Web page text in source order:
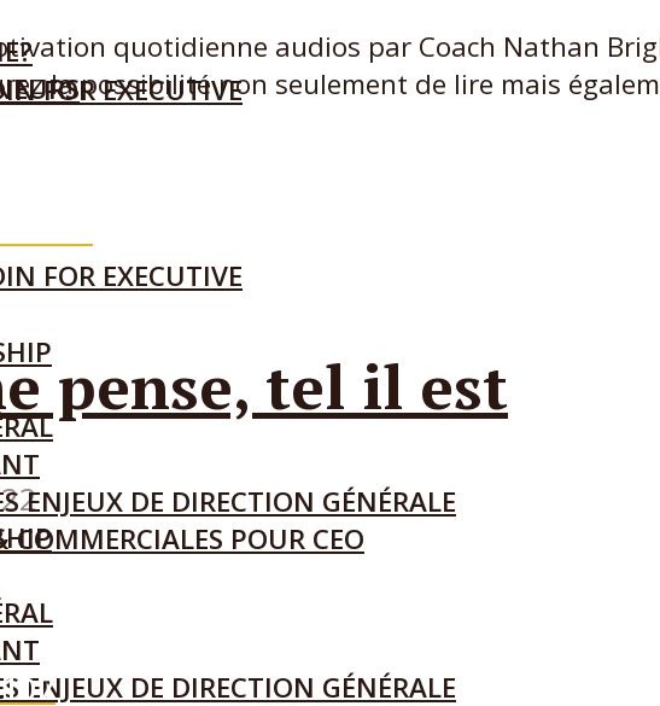
FOR EXECUTIVE
ENJEUX DE DIRECTION GÉNÉRALE
POUR CEO
FOR EXECUTIVE
ENJEUX DE DIRECTION GÉNÉRALE
quotidienne audios par Coach Nathan
la possibilité non seulement de lire mais
pense, tel il est
107